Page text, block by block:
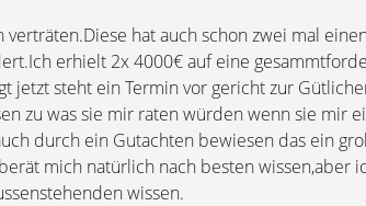
hat auch schon zwei mal
erhielt 2x 4000€ auf eine
jetzt steht ein Termin vor gericht zur
zu was sie mir raten würden wenn sie mir
durch ein Gutachten bewiesen das ein
mich natürlich nach besten wissen,aber
wissen.